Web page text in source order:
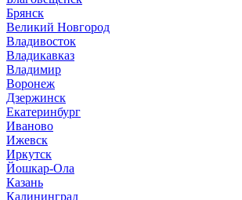
Брянск
Великий Новгород
Владивосток
Владикавказ
Владимир
Воронеж
Дзержинск
Екатеринбург
Иваново
Ижевск
Иркутск
Йошкар-Ола
Казань
Калининград